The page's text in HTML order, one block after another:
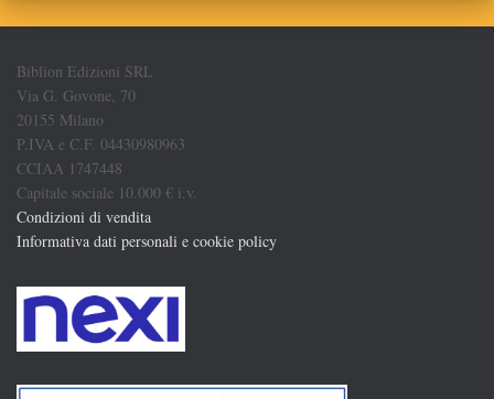
Biblion Edizioni SRL
Via G. Govone, 70
20155 Milano
P.IVA e C.F. 04430980963
CCIAA 1747448
Capitale sociale 10.000 € i.v.
Condizioni di vendita
Informativa dati personali e cookie policy